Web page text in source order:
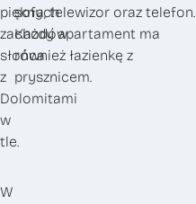
pięknych
zachodów
słońca
z
Dolomitami
w
tle.
sofa, telewizor oraz telefon.
Każdy apartament ma
również łazienkę z
prysznicem.
W